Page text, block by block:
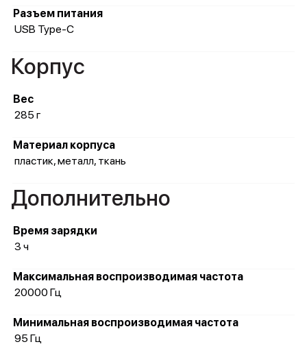
Разъем питания
USB Type-C
Корпус
Вес
285 г
Материал корпуса
пластик, металл, ткань
Дополнительно
Время зарядки
3 ч
Максимальная воспроизводимая частота
20000 Гц
Минимальная воспроизводимая частота
95 Гц